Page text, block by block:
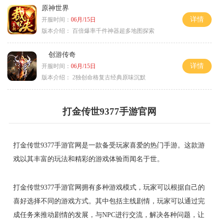
原神世界
开服时间： 06月/15日
版本介绍： 百倍爆率千件神器超多地图探索
详情
创游传奇
开服时间： 06月/15日
版本介绍： 2独创命格复古经典原味沉默
详情
打金传世9377手游官网
打金传世9377手游官网是一款备受玩家喜爱的热门手游。这款游
戏以其丰富的玩法和精彩的游戏体验而闻名于世。
打金传世9377手游官网拥有多种游戏模式，玩家可以根据自己的
喜好选择不同的游戏方式。其中包括主线剧情，玩家可以通过完
成任务来推动剧情的发展，与NPC进行交流，解决各种问题，让